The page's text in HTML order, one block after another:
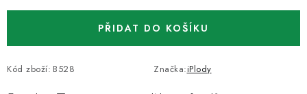
PŘIDAT DO KOŠÍKU
Kód zboží: B528 Značka:iPlody